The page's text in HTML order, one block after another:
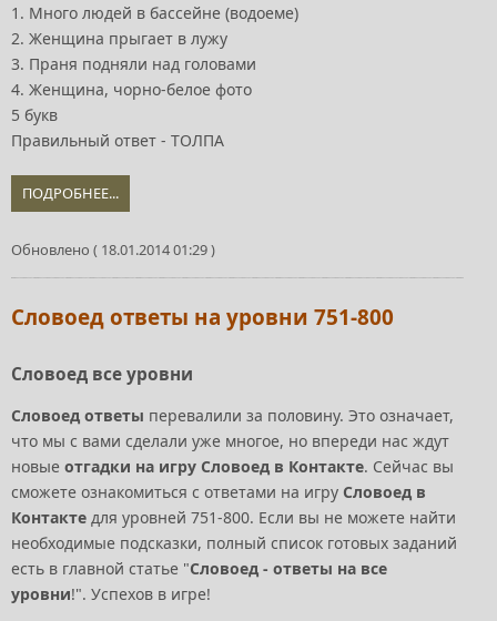
1. Много людей в бассейне (водоеме)
2. Женщина прыгает в лужу
3. Праня подняли над головами
4. Женщина, чорно-белое фото
5 букв
Правильный ответ - ТОЛПА
ПОДРОБНЕЕ...
Обновлено ( 18.01.2014 01:29 )
Словоед ответы на уровни 751-800
Словоед все уровни
Словоед ответы перевалили за половину. Это означает,
что мы с вами сделали уже многое, но впереди нас ждут
новые отгадки на игру Словоед в Контакте. Сейчас вы
сможете ознакомиться с ответами на игру Словоед в
Контакте для уровней 751-800. Если вы не можете найти
необходимые подсказки, полный список готовых заданий
есть в главной статье "Словоед - ответы на все
уровни!". Успехов в игре!